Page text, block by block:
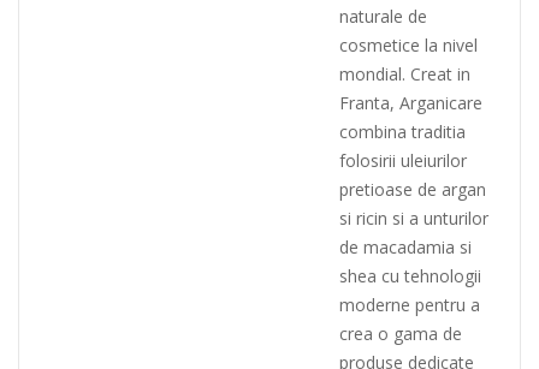
naturale de
cosmetice la nivel
mondial. Creat in
Franta, Arganicare
combina traditia
folosirii uleiurilor
pretioase de argan
si ricin si a unturilor
de macadamia si
shea cu tehnologii
moderne pentru a
crea o gama de
produse dedicate